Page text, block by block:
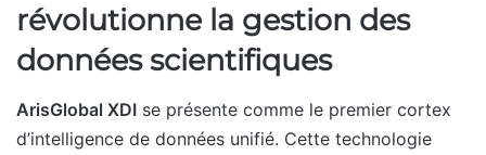
révolutionne la gestion des
données scientifiques
ArisGlobal XDI se présente comme le premier cortex
d’intelligence de données unifié. Cette technologie